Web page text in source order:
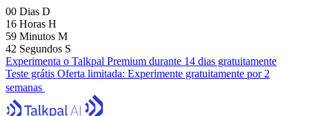
00 Dias D
16 Horas H
59 Minutos M
41 Segundos S
Experimenta o Talkpal Premium durante 14 dias gratuitamente
Teste grátis Oferta limitada: Experimente gratuitamente por 2
semanas